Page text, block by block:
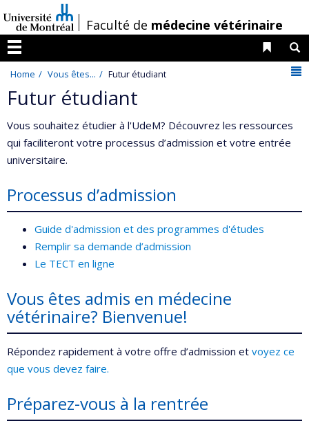
au
contenu
/Faculté de médecine vétérinaire
Menu
Liens
Home Vous êtes... Futur étudiant
Futur étudiant
Vous souhaitez étudier à l'UdeM? Découvrez les ressources
qui faciliteront votre processus d’admission et votre entrée
universitaire.
Processus d’admission
Guide d'admission et des programmes d'études
Remplir sa demande d’admission
Le TECT en ligne
Vous êtes admis en médecine
vétérinaire? Bienvenue!
Répondez rapidement à votre offre d’admission et voyez ce
que vous devez faire.
Préparez-vous à la rentrée